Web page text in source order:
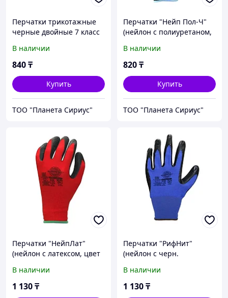
Перчатки трикотажные
черные двойные 7 класс
В наличии
840₸
Купить
ТОО "Планета Сириус"
Перчатки "Нейп Пол-Ч"
(нейлон с полиуретаном,
в уп.600пар
В наличии
820₸
Купить
ТОО "Планета Сириус"
Перчатки "НейпЛат"
(нейлон с латексом, цвет
В наличии
1 130₸
Перчатки "РифНит"
(нейлон с черн.
р.S,М,L,XL, уп.240п
В наличии
1 130₸